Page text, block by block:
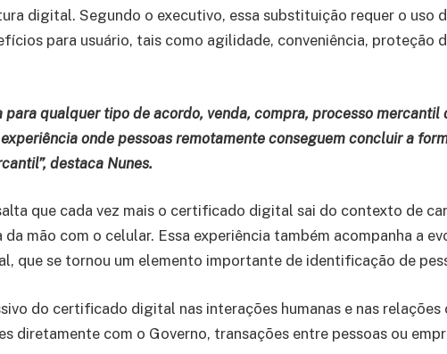
digital. Segundo o executivo, essa substituição requer o uso
para usuário, tais como agilidade, conveniência, proteção
para qualquer tipo de acordo, venda, compra, processo mercantil
onde pessoas remotamente conseguem concluir a
destaca Nunes.
que cada vez mais o certificado digital sai do contexto de
mão com o celular. Essa experiência também acompanha a
que se tornou um elemento importante de identificação de
do certificado digital nas interações humanas e nas relações
diretamente com o Governo, transações entre pessoas ou